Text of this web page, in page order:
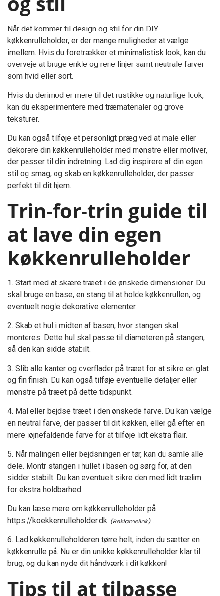
Når det kommer til design og stil for din DIY
køkkenrulleholder, er der mange muligheder at vælge
imellem. Hvis du foretrækker et minimalistisk look, kan du
overveje at bruge enkle og rene linjer samt neutrale farver
som hvid eller sort.
Hvis du derimod er mere til det rustikke og naturlige look,
kan du eksperimentere med træmaterialer og grove
teksturer.
Du kan også tilføje et personligt præg ved at male eller
dekorere din køkkenrulleholder med mønstre eller motiver,
der passer til din indretning. Lad dig inspirere af din egen
stil og smag, og skab en køkkenrulleholder, der passer
perfekt til dit hjem.
Trin-for-trin guide til
at lave din egen
køkkenrulleholder
1. Start med at skære træet i de ønskede dimensioner. Du
skal bruge en base, en stang til at holde køkkenrullen, og
eventuelt nogle dekorative elementer.
2. Skab et hul i midten af basen, hvor stangen skal
monteres. Dette hul skal passe til diameteren på stangen,
så den kan sidde stabilt.
3. Slib alle kanter og overflader på træet for at sikre en glat
og fin finish. Du kan også tilføje eventuelle detaljer eller
mønstre på træet på dette tidspunkt.
4. Mal eller bejdse træet i den ønskede farve. Du kan vælge
en neutral farve, der passer til dit køkken, eller gå efter en
mere iøjnefaldende farve for at tilføje lidt ekstra flair.
5. Når malingen eller bejdsningen er tør, kan du samle alle
dele. Montr stangen i hullet i basen og sørg for, at den
sidder stabilt. Du kan eventuelt sikre den med lidt trælim
for ekstra holdbarhed.
Du kan læse mere om køkkenrulleholder på
https://koekkenrulleholder.dk
.
6. Lad køkkenrulleholderen tørre helt, inden du sætter en
køkkenrulle på. Nu er din unikke køkkenrulleholder klar til
brug, og du kan nyde dit håndværk i dit køkken!
Tips til at tilpasse